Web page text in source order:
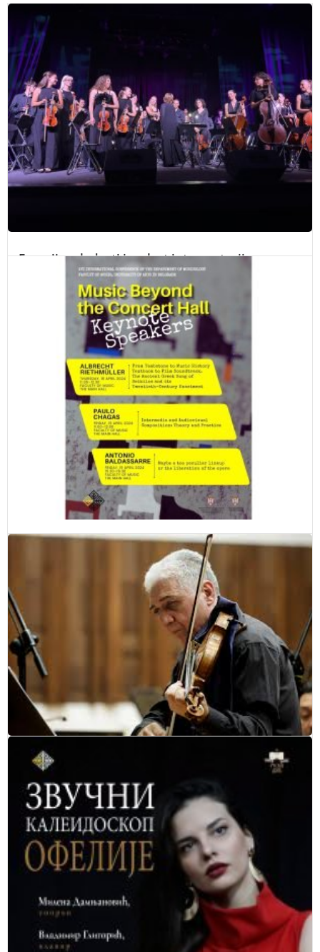
Energija mladosti i zrelost interpretacije:
Simfonijski orkestar Italija-Srbija u Domu
omladine, 24. VII 2026.
Od Panove frule do TikToka: O zborniku Music
Beyond the Concert Hall Katedre za
Virtuoznost sa pozicije koncertmajstora: Sreten
Krstić oduševio beogradsku publiku na
Vidovdan